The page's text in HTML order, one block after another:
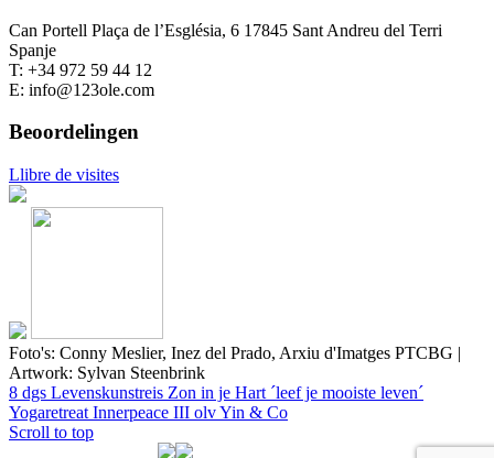
Can Portell Plaça de l’Església, 6 17845 Sant Andreu del Terri
Spanje
T: +34 972 59 44 12
E: info@123ole.com
Beoordelingen
Llibre de visites
Foto's: Conny Meslier, Inez del Prado, Arxiu d'Imatges PTCBG |
Artwork: Sylvan Steenbrink
8 dgs Levenskunstreis Zon in je Hart ´leef je mooiste leven´
Yogaretreat Innerpeace III olv Yin & Co
Scroll to top